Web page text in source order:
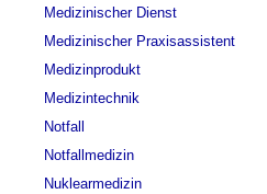
Medizinischer Dienst
Medizinischer Praxisassistent
Medizinprodukt
Medizintechnik
Notfall
Notfallmedizin
Nuklearmedizin